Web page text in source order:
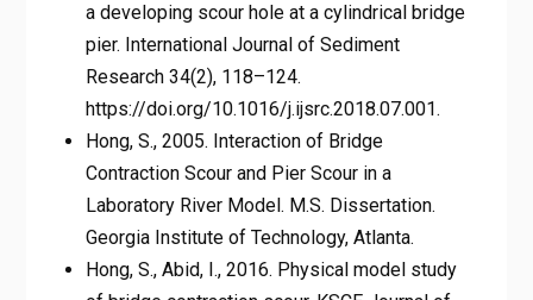
a developing scour hole at a cylindrical bridge
pier. International Journal of Sediment
Research 34(2), 118–124.
https://doi.org/10.1016/j.ijsrc.2018.07.001.
Hong, S., 2005. Interaction of Bridge
Contraction Scour and Pier Scour in a
Laboratory River Model. M.S. Dissertation.
Georgia Institute of Technology, Atlanta.
Hong, S., Abid, I., 2016. Physical model study